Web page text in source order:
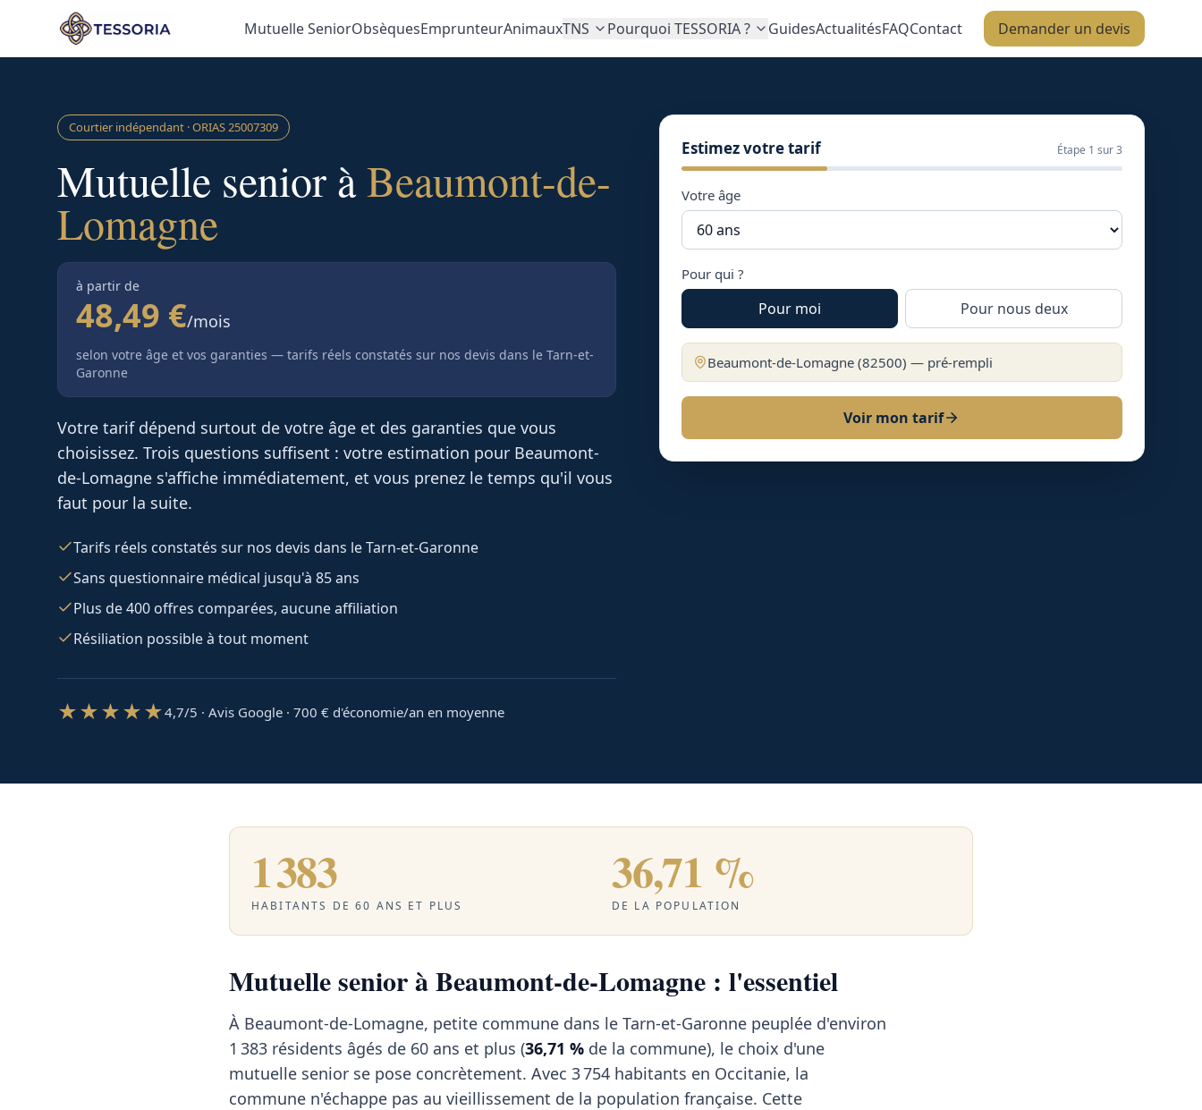
Aller au contenu principal
Mutuelle SeniorObsèquesEmprunteurAnimauxTNS Pourquoi TESSORIA ? GuidesActualitésFAQContact Demander un devis
Courtier indépendant · ORIAS25007309
Mutuelle senior àBeaumont-de-
Lomagne
à partir de
48,49 €/mois
selon votre âge et vos garanties — tarifs réels constatés sur nos devis dans le Tarn-et-
Garonne
Votre tarif dépend surtout de votre âge et des garanties que vous
choisissez. Trois questions suffisent : votre estimation pour Beaumont-
de-Lomagne s'affiche immédiatement, et vous prenez le temps qu'il vous
faut pour la suite.
Tarifs réels constatés sur nos devis dans le Tarn-et-Garonne
Sans questionnaire médical jusqu'à 85 ans
Plus de 400 offres comparées, aucune affiliation
Résiliation possible à tout moment
★★★★★4,7/5 · Avis Google · 700 € d'économie/an en moyenne
Estimez votre tarif Étape 1 sur 3
Votre âge
Pour qui ?
Pour moi Pour nous deux
Beaumont-de-Lomagne(82500) — pré-rempli
Voir mon tarif
1 383
HABITANTS DE 60 ANS ET PLUS
36,71 %
DE LA POPULATION
Mutuelle senior à Beaumont-de-Lomagne : l'essentiel
À Beaumont-de-Lomagne, petite commune dans le Tarn-et-Garonne peuplée d'environ
1 383 résidents âgés de 60 ans et plus (36,71 % de la commune), le choix d'une
mutuelle senior se pose concrètement. Avec 3 754 habitants en Occitanie, la
commune n'échappe pas au vieillissement de la population française. Cette